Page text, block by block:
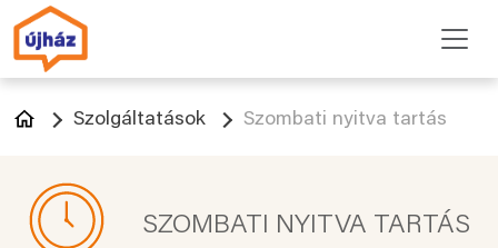
Szolgáltatások Szombati nyitva tartás
SZOMBATI NYITVA TARTÁS